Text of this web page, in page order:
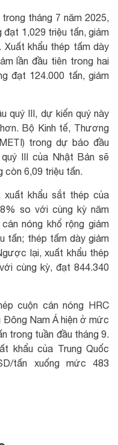
tháng 7 năm 2025,
đạt 1,029 triệu tấn, giảm
Xuất khẩu thép tấm dày
lần đầu tiên trong hai
đạt 124.000 tấn, giảm
quý III, dự kiến quý này
Bộ Kinh tế, Thương
trong dự báo đầu
III của Nhật Bản sẽ
còn 6,09 triệu tấn.
xuất khẩu sắt thép của
so với cùng kỳ năm
nóng khổ rộng giảm
tấn; thép tấm dày giảm
lại, xuất khẩu thép
cùng kỳ, đạt 844.340
cuộn cán nóng HRC
Đông Nam Á hiện ở mức
trong tuần đầu tháng 9.
khẩu của Trung Quốc
tấn xuống mức 483